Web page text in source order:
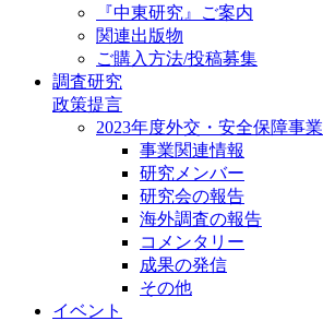
『中東研究』ご案内
関連出版物
ご購入方法/投稿募集
調査研究
政策提言
2023年度外交・安全保障事業
事業関連情報
研究メンバー
研究会の報告
海外調査の報告
コメンタリー
成果の発信
その他
イベント